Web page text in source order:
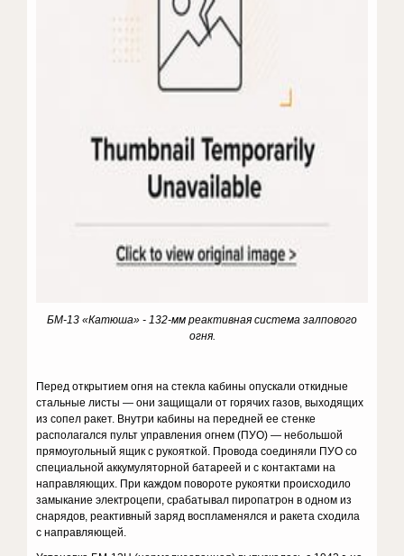
БМ-13 «Катюша» - 132-мм реактивная система залпового
огня.
Перед открытием огня на стекла кабины опускали откидные
стальные листы — они защищали от горячих газов, выходящих
из сопел ракет. Внутри кабины на передней ее стенке
располагался пульт управления огнем (ПУО) — небольшой
прямоугольный ящик с рукояткой. Провода соединяли ПУО со
специальной аккумуляторной батареей и с контактами на
направляющих. При каждом повороте рукоятки происходило
замыкание электроцепи, срабатывал пиропатрон в одном из
снарядов, реактивный заряд воспламенялся и ракета сходила
с направляющей.